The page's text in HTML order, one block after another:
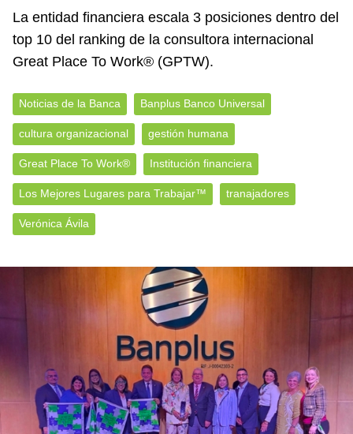
La entidad financiera escala 3 posiciones dentro del
top 10 del ranking de la consultora internacional
Great Place To Work® (GPTW).
Noticias de la Banca Banplus Banco Universal
cultura organizacional gestión humana
Great Place To Work®️ Institución financiera
Los Mejores Lugares para Trabajar™ tranajadores
Verónica Ávila